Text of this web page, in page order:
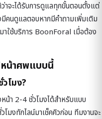
าจะได้รับการดูแลทุกขั้นตอนตั้งแต่
คนดูแลตอบหากมีคำถามเพิ่มเติม
าใช้บริการ BoonForal เมื่อต้อง
น้าศพแบบนี้
โมง?
น้า 2-4 ชั่วโมงได้สำหรับแบบ
โมงทักไลน์มาเช็คคิวก่อน ทีมงานจะ